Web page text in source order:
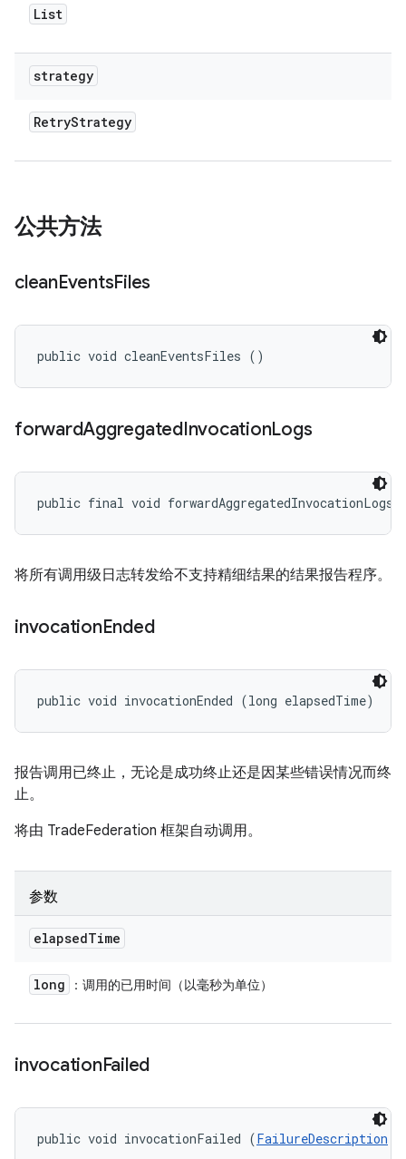
List
strategy
RetryStrategy
公共方法
cleanEventsFiles
public void cleanEventsFiles ()
forwardAggregatedInvocationLogs
public final void forwardAggregatedInvocationLogs
将所有调用级日志转发给不支持精细结果的结果报告程序。
invocationEnded
public void invocationEnded (long elapsedTime)
报告调用已终止，无论是成功终止还是因某些错误情况而终
止。
将由 TradeFederation 框架自动调用。
参数
elapsedTime
long ：调用的已用时间（以毫秒为单位）
invocationFailed
public void invocationFailed (FailureDescription